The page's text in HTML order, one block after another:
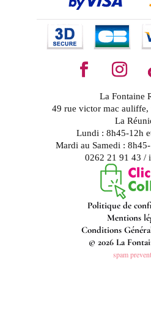
La Fontaine
49 rue victor mac auliffe,
La
Lundi : 8h45-12h
Mardi au Samedi :
0262 21 91 43 /
Politique de
Mentions
Conditions
© 2026 La
spam